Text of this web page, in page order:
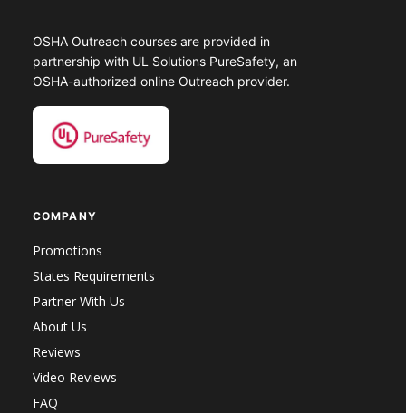
OSHA Outreach courses are provided in
partnership with UL Solutions PureSafety, an
OSHA-authorized online Outreach provider.
COMPANY
Promotions
States Requirements
Partner With Us
About Us
Reviews
Video Reviews
FAQ